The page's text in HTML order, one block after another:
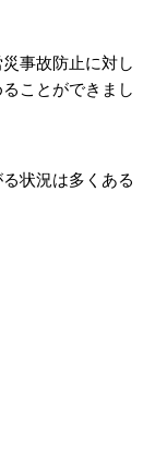
事故防止に対し
ことができまし
状況は多くある